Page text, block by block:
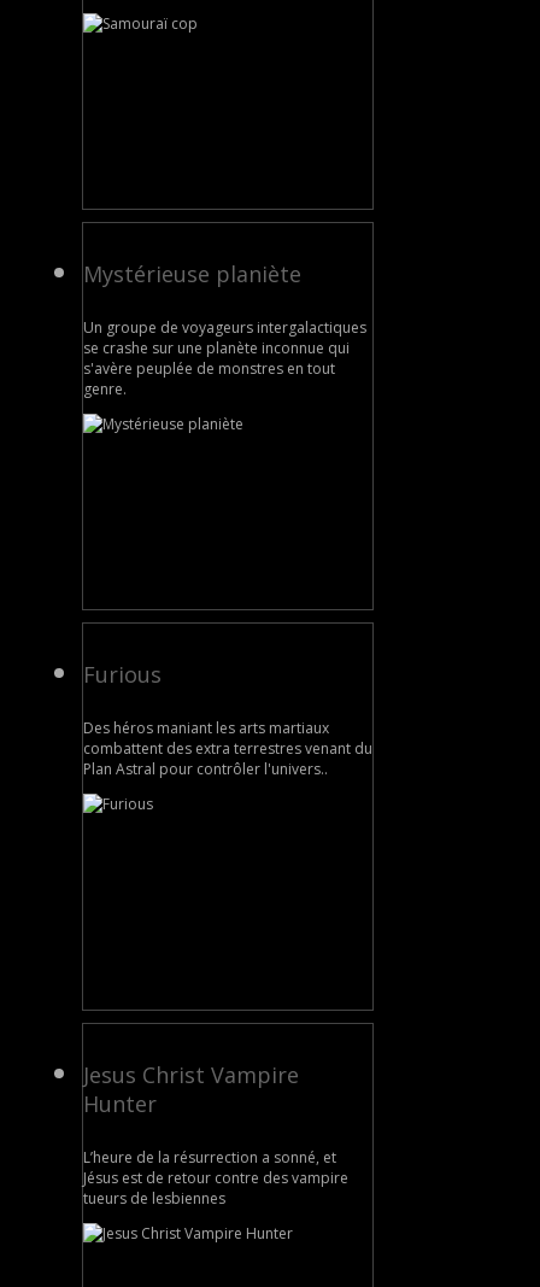
Mystérieuse planiète
Un groupe de voyageurs intergalactiques
se crashe sur une planète inconnue qui
s'avère peuplée de monstres en tout
genre.
Furious
Des héros maniant les arts martiaux
combattent des extra terrestres venant du
Plan Astral pour contrôler l'univers..
Jesus Christ Vampire
Hunter
L’heure de la résurrection a sonné, et
Jésus est de retour contre des vampire
tueurs de lesbiennes